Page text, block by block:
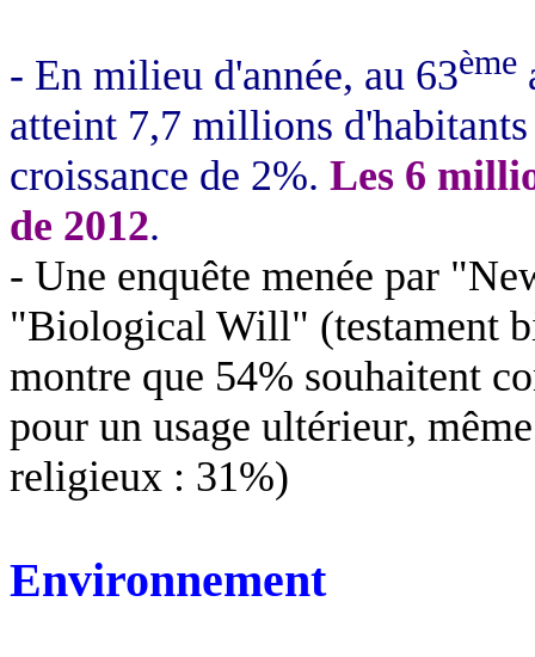
- En milieu d'année, au 63ème
atteint 7,7 millions
croissance de 2%. Les 6
de 2012.
- Une enquête menée par
"Biological Will" (testament
montre que 54% souhaitent
pour un usage ultérieur,
religieux : 31%)
Environnement